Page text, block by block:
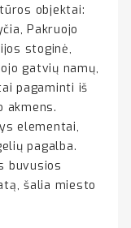
objektai:
Pakruojo
stoginė,
gatvių namų,
pagaminti iš
elementai,
pagalba.
buvusios
šalia miesto